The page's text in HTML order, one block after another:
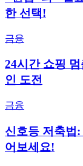
한 선택!
금융
24시간 쇼핑
인 도전
금융
신호등 저축법
어보세요!